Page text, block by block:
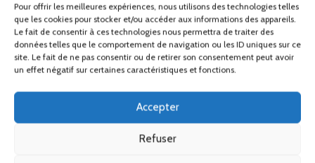
Pour offrir les meilleures expériences, nous utilisons des technologies telles
que les cookies pour stocker et/ou accéder aux informations des appareils.
Le fait de consentir à ces technologies nous permettra de traiter des
données telles que le comportement de navigation ou les ID uniques sur ce
site. Le fait de ne pas consentir ou de retirer son consentement peut avoir
un effet négatif sur certaines caractéristiques et fonctions.
Accepter
Refuser
Cendriers poubelles
294.00 € HT
Cendrier totem et poubelle
Cendrier totem et poubelle
Cendriers poubelles
244.00€ HT
Cendrier totem design 12,5L
Cendrier sur pied en acier
galvanisé
40,3 x 26,2 cm.Cendrier
totem avec fermeture à clé